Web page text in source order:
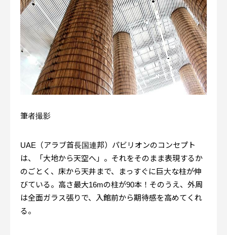
筆者撮影
UAE（アラブ首長国連邦）パビリオンのコンセプト
は、「大地から天空へ」。それをそのまま表現するか
のごとく、床から天井まで、まっすぐに巨大な柱が伸
びている。高さ最大16mの柱が90本！そのうえ、外周
は全面ガラス張りで、入館前から期待感を高めてくれ
る。